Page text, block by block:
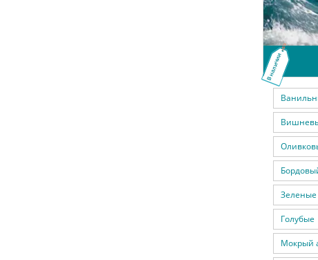
В наличии
Зеленые
Голубые
Мокрый